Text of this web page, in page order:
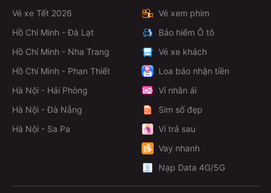
Vé xe Tết 2026
Hồ Chí Minh - Đà Lạt
Hồ Chí Minh - Nha Trang
Hồ Chí Minh - Phan Thiết
Hà Nội - Hải Phòng
Hà Nội - Đà Nẵng
Hà Nội - Sa Pa
Vé xem phim
Bảo hiểm Ô tô
Vé xe khách
Loa báo nhận tiền
Ví nhân ái
Sim số đẹp
Ví trả sau
Vay nhanh
Nạp Data 4G/5G